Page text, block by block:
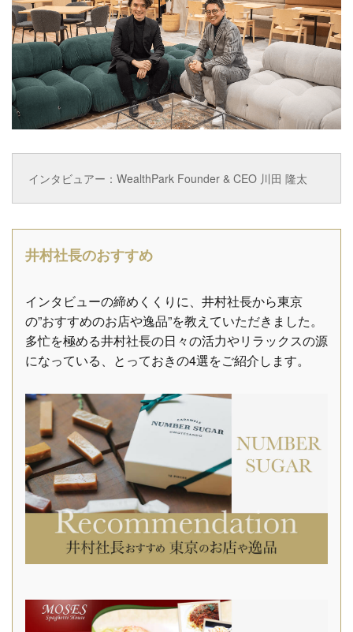
インタビュアー：WealthPark Founder & CEO 川田 隆太
井村社長のおすすめ
インタビューの締めくくりに、井村社長から東京
の”おすすめのお店や逸品”を教えていただきました。
多忙を極める井村社長の日々の活力やリラックスの源
になっている、とっておきの4選をご紹介します。